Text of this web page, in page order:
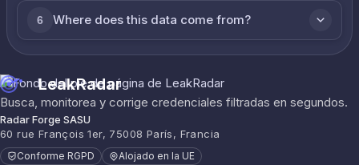
6 Where does this data come from?
LeakRadar
Busca, monitorea y corrige credenciales filtradas en segundos.
Radar Forge SASU
60 rue François 1er, 75008 París, Francia
Conforme RGPD Alojado en la UE